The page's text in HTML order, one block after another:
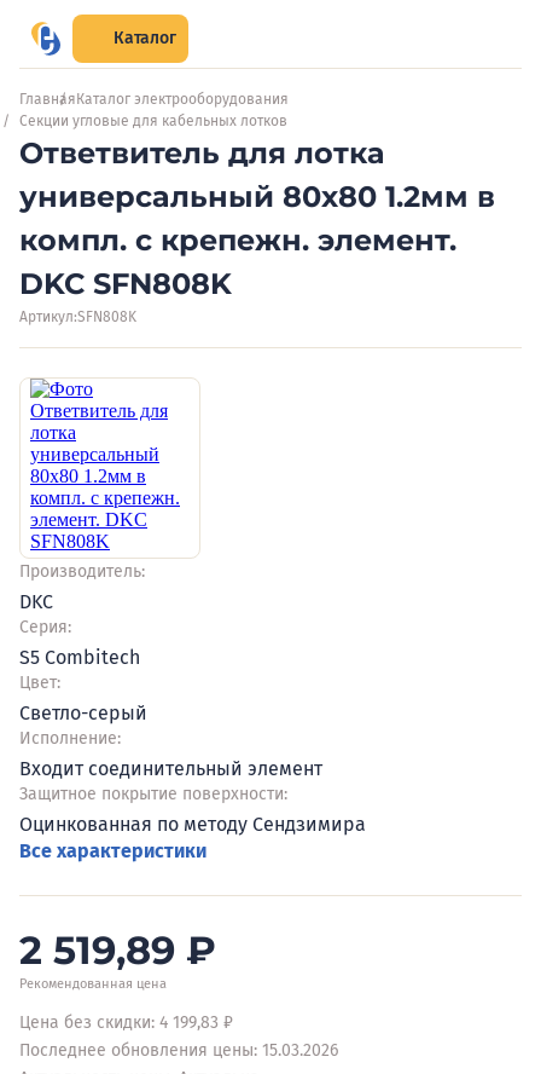
Каталог
Главная Каталог электрооборудования
Секции угловые для кабельных лотков
Ответвитель для лотка
универсальный 80х80 1.2мм в
компл. с крепежн. элемент.
DKC SFN808K
Артикул:SFN808K
Производитель:
DKC
Серия:
S5 Combitech
Цвет:
Светло-серый
Исполнение:
Входит соединительный элемент
Защитное покрытие поверхности:
Оцинкованная по методу Сендзимира
Все характеристики
2 519,89 ₽
Рекомендованная цена
Цена без скидки: 4 199,83 ₽
Последнее обновления цены: 15.03.2026